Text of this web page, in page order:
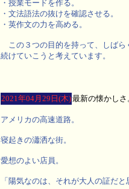
・授業モードを作る。
・文法語法の抜けを確認させる。
・英作文の力を高める。
この３つの目的を持って、しばら
続けていこうと考えています。
2021年04月29日(木)最新の懐かしさ
アメリカの高速道路。
寝起きの瀟洒な街。
愛想のよい店員。
「陽気なのは、それが大人の証だ